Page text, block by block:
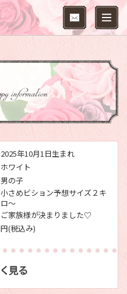
2025年10月1日生まれ
ホワイト
男の子
小さめビション予想サイズ２キ
ロ～
ご家族様が決まりました♡
円(税込み)